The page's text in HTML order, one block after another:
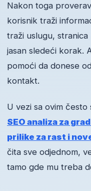
Nakon toga
korisnik traži
traži uslugu,
jasan sledeći korak.
pomoći da donese
kontakt.
U vezi sa ovim
SEO analiza za
prilike za rast i
čita sve odjednom,
tamo gde mu treba